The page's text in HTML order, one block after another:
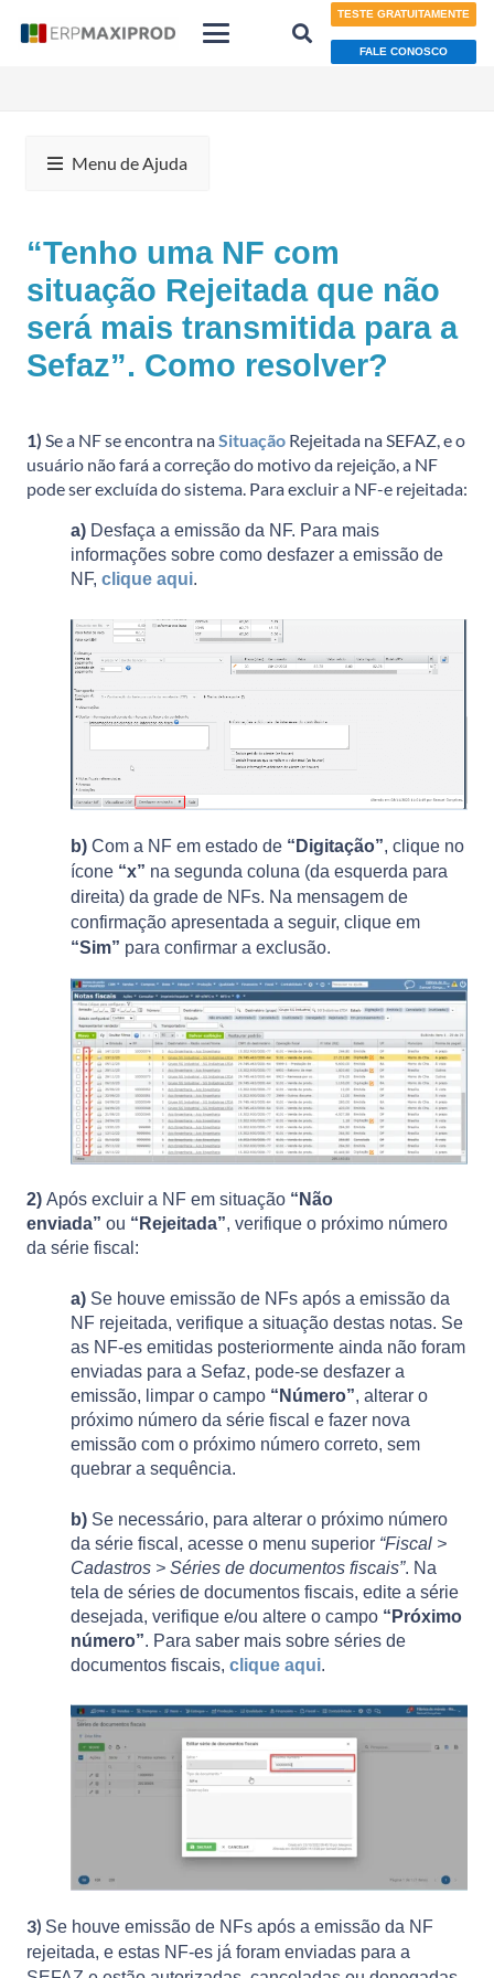
TESTE GRATUITAMENTE
FALE CONOSCO
Menu de Ajuda
“Tenho uma NF com
situação Rejeitada que não
será mais transmitida para a
Sefaz”. Como resolver?
1) Se a NF se encontra naSituação Rejeitada na SEFAZ, e o
usuário não fará a correção do motivo da rejeição, a NF
pode ser excluída do sistema. Para excluir a NF-e rejeitada:
a) Desfaça a emissão da NF. Para mais
informações sobre como desfazer a emissão de
NF, clique aqui.
b) Com a NF em estado de “Digitação”, clique no
ícone “x” na segunda coluna (da esquerda para
direita) da grade de NFs. Na mensagem de
confirmação apresentada a seguir, clique em
“Sim” para confirmar a exclusão.
2) Após excluir a NF em situação “Não
enviada” ou “Rejeitada”, verifique o próximo número
da série fiscal:
a) Se houve emissão de NFs após a emissão da
NF rejeitada, verifique a situação destas notas. Se
as NF-es emitidas posteriormente ainda não foram
enviadas para a Sefaz, pode-se desfazer a
emissão, limpar o campo “Número”, alterar o
próximo número da série fiscal e fazer nova
emissão com o próximo número correto, sem
quebrar a sequência.
b) Se necessário, para alterar o próximo número
da série fiscal, acesse o menu superior “Fiscal >
Cadastros > Séries de documentos fiscais”. Na
tela de séries de documentos fiscais, edite a série
desejada, verifique e/ou altere o campo “Próximo
número”. Para saber mais sobre séries de
documentos fiscais, clique aqui.
3) Se houve emissão de NFs após a emissão da NF
rejeitada, e estas NF-es já foram enviadas para a